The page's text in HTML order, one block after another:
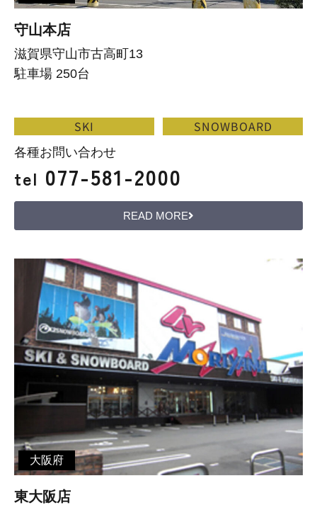
守山本店
滋賀県守山市古高町13
駐車場 250台
SKI SNOWBOARD
各種お問い合わせ
tel 077-581-2000
READ MORE
大阪府
東大阪店